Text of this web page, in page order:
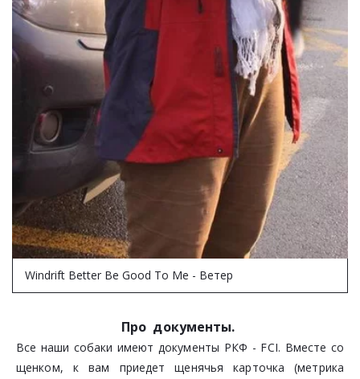
Windrift Better Be Good To Me - Ветер
Про  документы.
Все наши собаки имеют документы РКФ - FCI. Вместе со
щенком, к вам приедет щенячья карточка (метрика